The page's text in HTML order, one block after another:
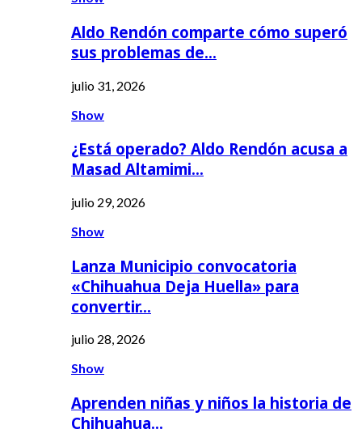
Aldo Rendón comparte cómo superó
sus problemas de…
julio 31, 2026
Show
¿Está operado? Aldo Rendón acusa a
Masad Altamimi…
julio 29, 2026
Show
Lanza Municipio convocatoria
«Chihuahua Deja Huella» para
convertir…
julio 28, 2026
Show
Aprenden niñas y niños la historia de
Chihuahua…